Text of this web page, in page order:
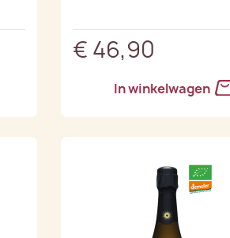
€ 46,90
In winkelwagen